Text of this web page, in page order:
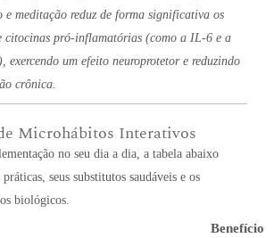
e meditação reduz de forma significativa os
citocinas pró-inflamatórias (como a IL-6 e a
exercendo um efeito neuroprotetor e reduzindo
crônica.
Microhábitos Interativos
no seu dia a dia, a tabela abaixo
práticas, seus substitutos saudáveis e os
biológicos.
Benefício